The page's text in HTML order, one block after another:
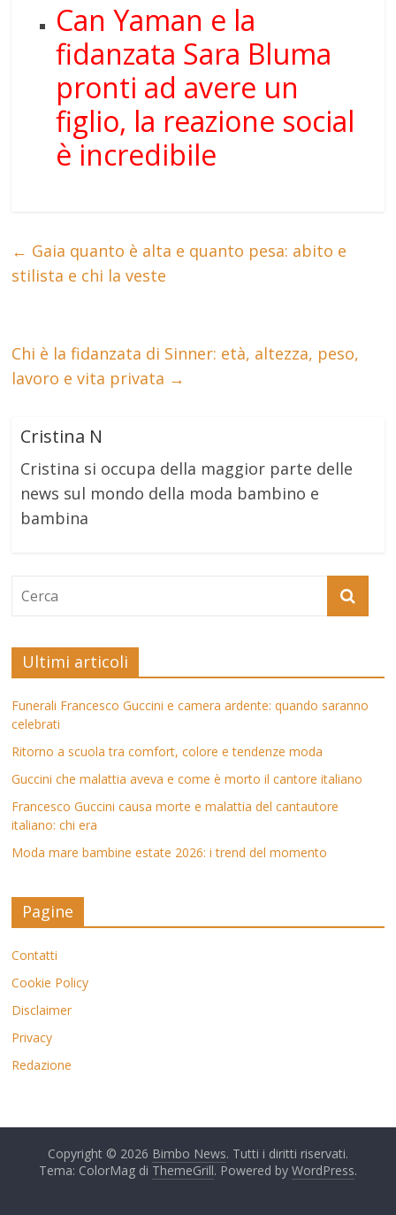
Can Yaman e la
fidanzata Sara Bluma
pronti ad avere un
figlio, la reazione social
è incredibile
← Gaia quanto è alta e quanto pesa: abito e
stilista e chi la veste
Chi è la fidanzata di Sinner: età, altezza, peso,
lavoro e vita privata →
Cristina N
Cristina si occupa della maggior parte delle
news sul mondo della moda bambino e
bambina
Ultimi articoli
Funerali Francesco Guccini e camera ardente: quando saranno
celebrati
Ritorno a scuola tra comfort, colore e tendenze moda
Guccini che malattia aveva e come è morto il cantore italiano
Francesco Guccini causa morte e malattia del cantautore
italiano: chi era
Moda mare bambine estate 2026: i trend del momento
Pagine
Contatti
Cookie Policy
Disclaimer
Privacy
Redazione
Copyright © 2026 Bimbo News. Tutti i diritti riservati.
Tema: ColorMag di ThemeGrill. Powered by WordPress.